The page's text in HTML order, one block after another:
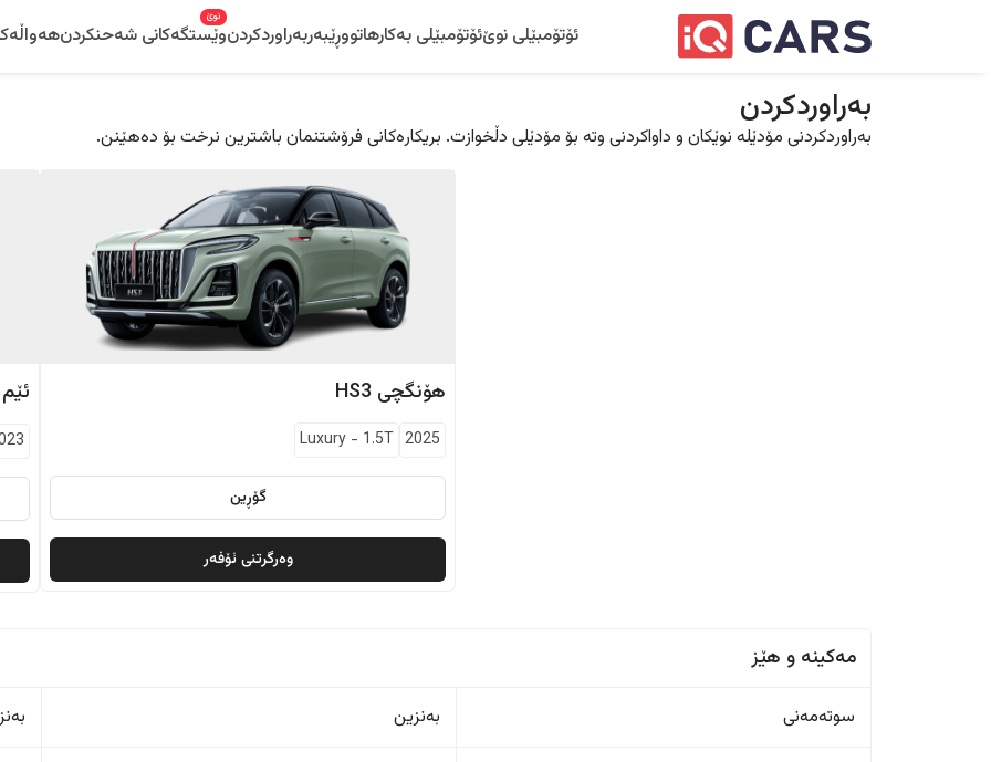
ئۆتۆمبێلی نوێئۆتۆمبێلی بەکارهاتووڕێبەربەراوردکردنوێستگەکانی شەحنکردن
نوێ
بەراوردکردن
بەراوردکردنی مۆدێلە نوێکان و داواکردنی وتە بۆ مۆدێلی دڵخوازت. بریکارەکانی فرۆشتنمان باشترین نرخت بۆ دەهێنن.
هۆنگچی HS3
2025
Luxury - 1.5T
گۆڕین
وەرگرتنی ئۆفەر
مەکینە و هێز
سوتەمەنی بەنزین